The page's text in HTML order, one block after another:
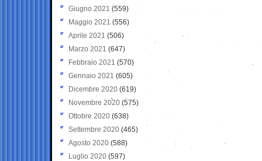
Giugno 2021(559)
Maggio 2021 (556)
Aprile 2021 (506)
Marzo 2021 (647)
Febbraio 2021 (570)
Gennaio 2021 (605)
Dicembre 2020 (619)
Novembre 2020 (575)
Ottobre 2020 (638)
Settembre 2020(465)
Agosto 2020 (588)
Luglio 2020 (597)